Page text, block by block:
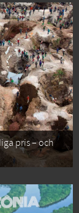
pris – och